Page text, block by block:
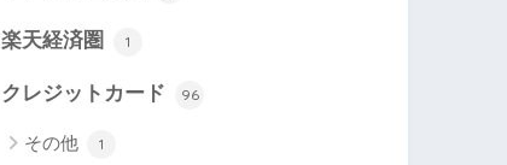
楽天経済圏 1
クレジットカード 96
その他 1